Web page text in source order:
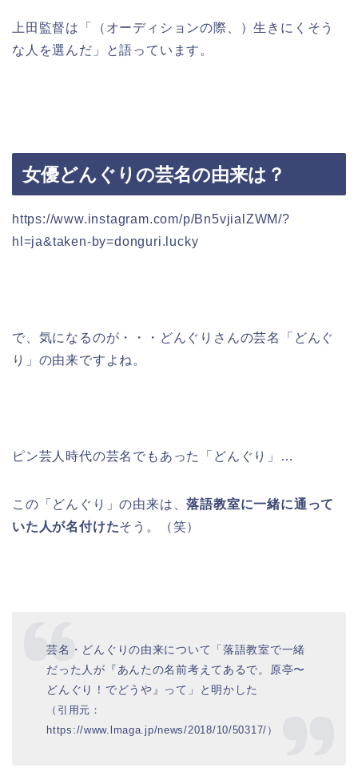
上田監督は「（オーディションの際、）生きにくそう
な人を選んだ」と語っています。
女優どんぐりの芸名の由来は？
https://www.instagram.com/p/Bn5vjialZWM/?
hl=ja&taken-by=donguri.lucky
で、気になるのが・・・どんぐりさんの芸名「どんぐ
り」の由来ですよね。
ピン芸人時代の芸名でもあった「どんぐり」…
この「どんぐり」の由来は、落語教室に一緒に通って
いた人が名付けたそう。（笑）
芸名・どんぐりの由来について「落語教室で一緒
だった人が『あんたの名前考えてあるで。原亭〜
どんぐり！でどうや』って」と明かした
（引用元：
https://www.lmaga.jp/news/2018/10/50317/）